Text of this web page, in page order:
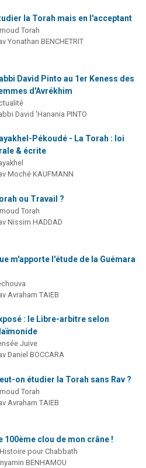
la Torah mais en l'acceptant
Torah
Yonathan BENCHETRIT
David Pinto au 1er Keness des
d'Avrékhim
David 'Hanania PINTO
Pékoudé - La Torah : loi
& écrite
Moché KAUFMANN
ou Travail ?
Torah
Nissim HADDAD
m'apporte l'étude de la Guémara
Avraham TAIEB
: le Libre-arbitre selon
Juive
Daniel BOCCARA
on étudier la Torah sans Rav ?
Torah
Avraham TAIEB
100ème clou de mon crâne !
pour Chabbath
BENHAMOU